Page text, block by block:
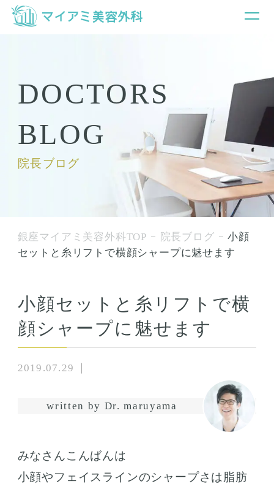
DOCTORS
BLOG
院長ブログ
銀座マイアミ美容外科TOP 院長ブログ
小顔
セットと糸リフトで横顔シャープに魅せます
小顔セットと糸リフトで横
顔シャープに魅せます
2019.07.29
written by Dr. maruyama
みなさんこんばんは
小顔やフェイスラインのシャープさは脂肪